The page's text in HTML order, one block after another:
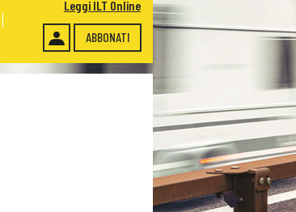
ABBONATI
Leggi ILT Online